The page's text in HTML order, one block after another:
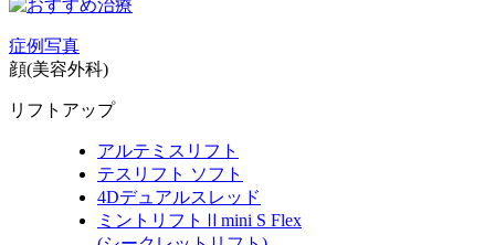
症例写真
顔(美容外科)
リフトアップ
アルテミスリフト
テスリフト ソフト
4Dデュアルスレッド
ミントリフトⅡmini S Flex